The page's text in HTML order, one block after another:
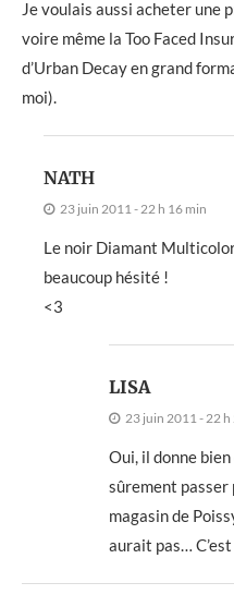
Je voulais aussi acheter une
voire même la Too Faced
d’Urban Decay en grand
moi).
NATH
23 juin 2011 - 22 h 16 min
Le noir Diamant
beaucoup hésité !
<3
LISA
23 juin 2011 - 22 h
Oui, il donne
sûrement passer
magasin de
aurait pas… C’est